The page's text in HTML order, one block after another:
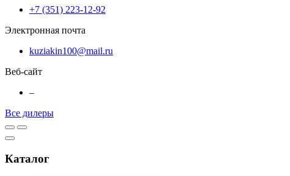
+7 (351) 223-12-92
Электронная почта
kuziakin100@mail.ru
Веб-сайт
–
Все дилеры
Каталог